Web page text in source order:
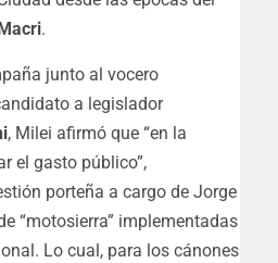
.
junto al vocero
a legislador
, Milei afirmó que “en la
el gasto público”,
porteña a cargo de Jorge
“motosierra” implementadas
Lo cual, para los cánones